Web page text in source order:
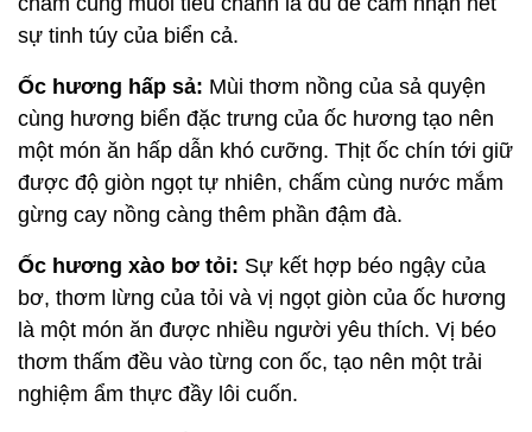
sự tinh túy của biển cả.
Ốc hương hấp sả: Mùi thơm nồng của sả quyện
cùng hương biển đặc trưng của ốc hương tạo nên
một món ăn hấp dẫn khó cưỡng. Thịt ốc chín tới giữ
được độ giòn ngọt tự nhiên, chấm cùng nước mắm
gừng cay nồng càng thêm phần đậm đà.
Ốc hương xào bơ tỏi: Sự kết hợp béo ngậy của
bơ, thơm lừng của tỏi và vị ngọt giòn của ốc hương
là một món ăn được nhiều người yêu thích. Vị béo
thơm thấm đều vào từng con ốc, tạo nên một trải
nghiệm ẩm thực đầy lôi cuốn.